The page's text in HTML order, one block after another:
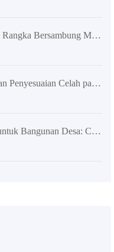
Bagaimana Desain Kabin Depan dan Rangka Bersambung Meningkatkan Keamanan dan Fleksibilitas Operasi Mixer Beton Self-Loading?
Cara Praktis Mengatasi Kebocoran dan Penyesuaian Celah pada Blade Mixer Truk: Mencegah Macet dan Memperpanjang Umur Pakai
Optimasi Waktu Pengadukan Beton untuk Bangunan Desa: Cara Ilmiah Mencegah Segregasi Beton